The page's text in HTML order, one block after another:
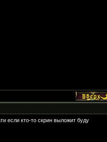
если кто-то скрин выложит буду